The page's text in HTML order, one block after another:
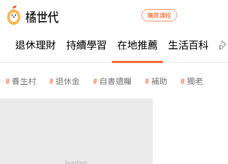
購買課程
退休理財 持續學習 在地推薦 生活百科
養生村 退休金 自書遺囑 補助 獨老